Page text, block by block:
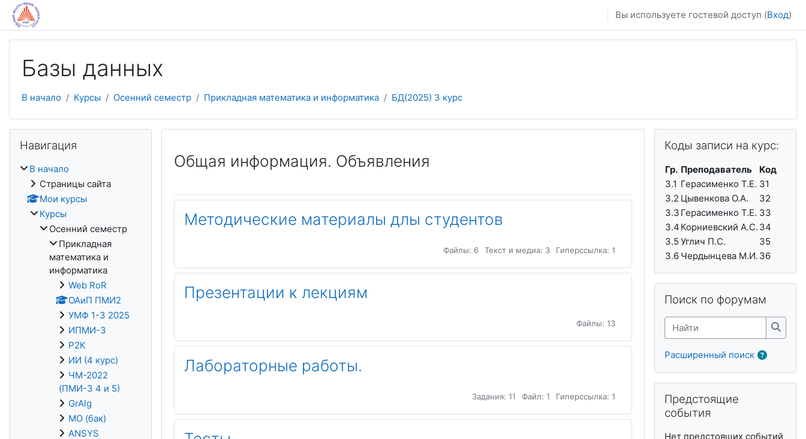
Перейти к основному содержанию
Вы используете гостевой доступ (Вход)
Базы данных
В начало Курсы Осенний семестр Прикладная математика и информатика БД(2025) 3 курс
Тематический план
Общая информация. Объявления
Методические материалы длы студентов
Файлы: 6 Текст и медиа: 3 Гиперссылка: 1
Презентации к лекциям
Файлы: 13
Лабораторные работы.
Задания: 11 Файл: 1 Гиперссылка: 1
Навигация
В начало
Страницы сайта
Мои курсы
Курсы
Осенний семестр
Прикладная
математика и
информатика
Web RoR
ОАиП ПМИ2
УМФ 1-3 2025
ИПМИ-3
P2K
ИИ (4 курс)
ЧМ-2022
(ПМИ-3 4 и 5)
GrAlg
МО (бак)
ANSYS
Коды записи на курс:
Гр. Преподаватель
Код
3.1 Герасименко Т.Е. 31
3.2 Цывенкова О.А.
32
3.3 Герасименко Т.Е. 33
3.4 Корниевский А.С. 34
3.5 Углич П.С.
35
3.6 Чердынцева М.И. 36
Поиск по форумам
Найти
Найти
Расширенный поиск
Предстоящие
события
Нет предстоящих событий